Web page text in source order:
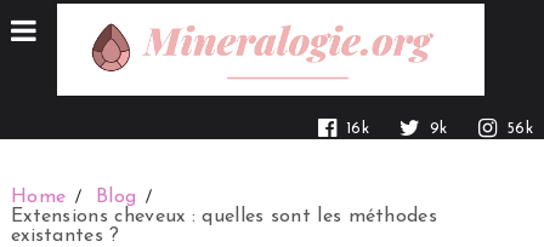
16k 9k 56k
Home
Blog
Extensions cheveux : quelles sont les méthodes
existantes ?